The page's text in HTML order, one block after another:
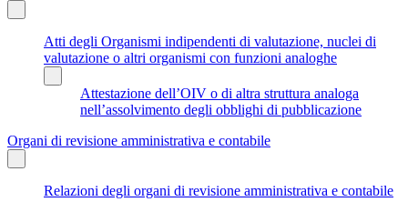
Atti degli Organismi indipendenti di valutazione, nuclei di
valutazione o altri organismi con funzioni analoghe
Attestazione dell’OIV o di altra struttura analoga
nell’assolvimento degli obblighi di pubblicazione
Organi di revisione amministrativa e contabile
Relazioni degli organi di revisione amministrativa e contabile